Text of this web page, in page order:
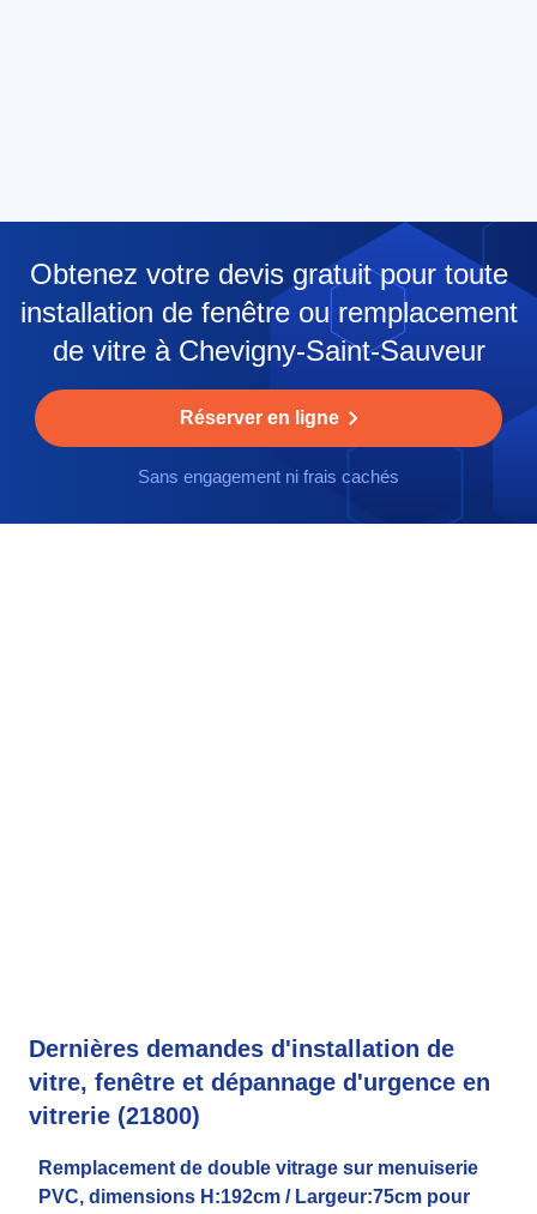
Obtenez votre devis gratuit pour toute
installation de fenêtre ou remplacement
de vitre à Chevigny-Saint-Sauveur
Réserver en ligne
Sans engagement ni frais cachés
Dernières demandes d'installation de
vitre, fenêtre et dépannage d'urgence en
vitrerie (21800)
Remplacement de double vitrage sur menuiserie
PVC, dimensions H:192cm / Largeur:75cm pour